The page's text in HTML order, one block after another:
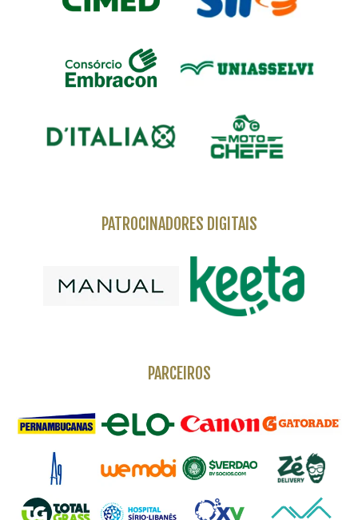
PATROCINADORES DIGITAIS
PARCEIROS